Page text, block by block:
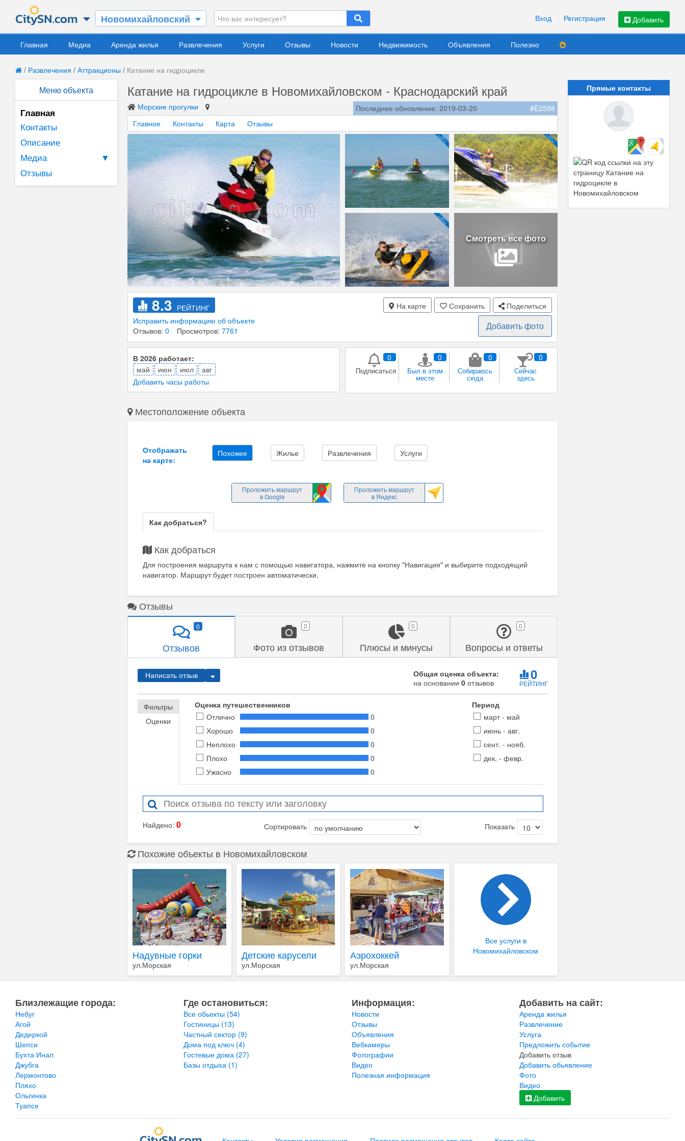
Новомихайловский Добавить
Вход Регистрация
Главная Медиа Аренда жилья Развлечения Услуги Отзывы Новости Недвижимость Объявления Полезно
/ Развлечения / Аттракционы / Катание на гидроцикле
Меню объекта
Главная
Контакты
Описание
Медиа
▼
Отзывы
Катание на гидроцикле в Новомихайловском - Краснодарский край
Морские прогулки Последнее обновление: 2019-03-20
#E2588
Главное
Контакты Карта Отзывы
Смотреть все фото
8.3 РЕЙТИНГ Поделиться
Сохранить
На карте
Исправить информацию об объекте
Отзывов: 0 Просмотров: 7761 Добавить фото
В 2026 работает:
май
июн июл
авг
Добавить часы работы
0
Подписаться
0
Был в этом
месте
0
Собираюсь
сюда
0
Сейчас
здесь
Местоположение объекта
Отображать
на карте:
Похожее Жилье Развлечения Услуги
Проложить маршрут
в Google
Проложить маршрут
в Яндекс
Как добраться?
Как добраться
Для построения маршрута к нам с помощью навигатора, нажмите на кнопку "Навигация" и выбирите подходящий
навигатор. Маршрут будет построен автоматически.
Отзывы
Отзывов
0
Фото из отзывов
0
Плюсы и минусы
0
Вопросы и ответы
0
Написать отзыв 0
РЕЙТИНГ
Общая оценка объекта:
на основании 0 отзывов
Фильтры
Оценки
Оценка путешественников
Отлично
0
Хорошо
0
Неплохо
0
Плохо
0
Ужасно
0
Период
март - май
июнь - авг.
сент. - нояб.
дек. - февр.
Найдено: 0 Сортировать Показать
Похожие объекты в Новомихайловском
Надувные горки
ул.Морская
Детские карусели
ул.Морская
Аэрохоккей
ул.Морская
Все услуги в
Новомихайловском
Прямые контакты
Близлежащие города:
Небуг
Агой
Дедеркой
Шепси
Бухта Инал
Джубга
Лермонтово
Пляхо
Ольгинка
Туапсе
Где остановиться:
Все обьекты (54)
Гостиницы (13)
Частный сектор (9)
Дома под ключ (4)
Гостевые дома (27)
Базы отдыха (1)
Информация:
Новости
Отзывы
Объявления
Вебкамеры
Фотографии
Видео
Полезная информация
Добавить на сайт:
Аренда жилья
Развлечение
Услуга
Предложить событие
Добавить отзыв
Добавить обьявление
Фото
Видео
Добавить